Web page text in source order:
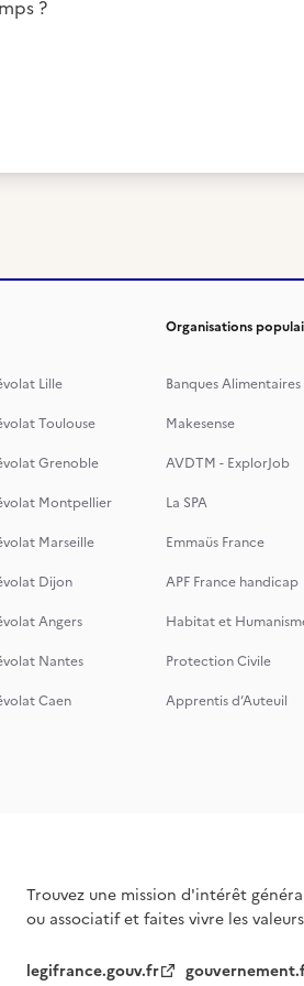
?
Lille
Toulouse
Grenoble
Montpellier
Marseille
Dijon
Angers
Nantes
Caen
Organisations
Banques Alimentaires
Makesense
AVDTM - ExplorJob
La SPA
Emmaüs France
APF France handicap
Habitat et
Protection Civile
Apprentis d’Auteuil
Trouvez une mission d'intérêt
ou associatif et faites vivre les
legifrance.gouv.fr